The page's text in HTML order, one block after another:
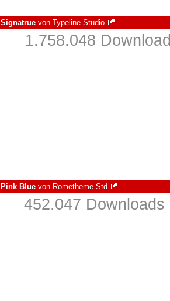
Signatrue von Typeline Studio
1.758.048
Pink Blue von Rometheme Std
452.047